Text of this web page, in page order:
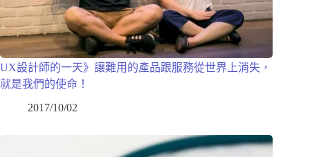
UX設計師的一天》讓難用的產品跟服務從世界上消失，
就是我們的使命！
2017/10/02